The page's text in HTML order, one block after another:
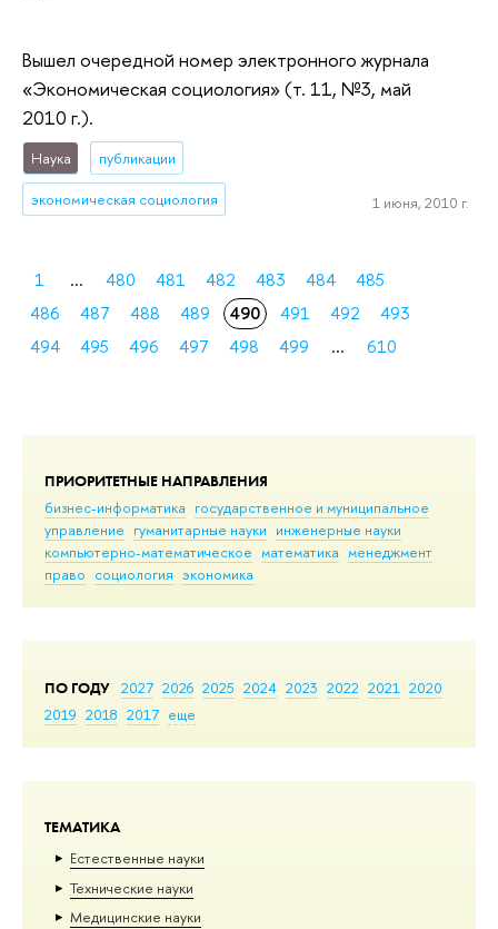
ПРИОРИТЕТНЫЕ НАПРАВЛЕНИЯ
бизнес-информатика государственное и муниципальное
управление гуманитарные науки инженерные науки
компьютерно-математическое математика менеджмент
право социология экономика
ПО ГОДУ 2027 2026 2025 2024 2023 2022 2021
2020
2019 2018 2017 еще
ТЕМАТИКА
Естественные науки
Тех­ничес­кие науки
Медицинские науки
Вышел очередной номер электронного журнала
«Экономическая социология» (т. 11, №3, май
2010 г.).
Наука публикации
экономическая социология 1 июня, 2010 г.
1 ... 480 481 482 483 484
485
486
487 488 489 490 491 492
493
494
495 496 497 498 499 ... 610